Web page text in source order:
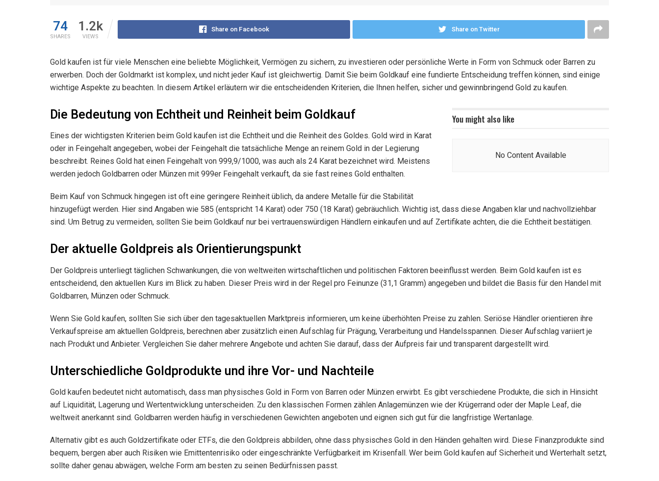
74
SHARES
1.2k
VIEWS
Share on Facebook Share on Twitter
Gold kaufen ist für viele Menschen eine beliebte Möglichkeit, Vermögen zu sichern, zu investieren oder persönliche Werte in Form von Schmuck oder Barren zu
erwerben. Doch der Goldmarkt ist komplex, und nicht jeder Kauf ist gleichwertig. Damit Sie beim Goldkauf eine fundierte Entscheidung treffen können, sind einige
wichtige Aspekte zu beachten. In diesem Artikel erläutern wir die entscheidenden Kriterien, die Ihnen helfen, sicher und gewinnbringend Gold zu kaufen.
You might also like
No Content Available
Die Bedeutung von Echtheit und Reinheit beim Goldkauf
Eines der wichtigsten Kriterien beim Gold kaufen ist die Echtheit und die Reinheit des Goldes. Gold wird in Karat
oder in Feingehalt angegeben, wobei der Feingehalt die tatsächliche Menge an reinem Gold in der Legierung
beschreibt. Reines Gold hat einen Feingehalt von 999,9/1000, was auch als 24 Karat bezeichnet wird. Meistens
werden jedoch Goldbarren oder Münzen mit 999er Feingehalt verkauft, da sie fast reines Gold enthalten.
Beim Kauf von Schmuck hingegen ist oft eine geringere Reinheit üblich, da andere Metalle für die Stabilität
hinzugefügt werden. Hier sind Angaben wie 585 (entspricht 14 Karat) oder 750 (18 Karat) gebräuchlich. Wichtig ist, dass diese Angaben klar und nachvollziehbar
sind. Um Betrug zu vermeiden, sollten Sie beim Goldkauf nur bei vertrauenswürdigen Händlern einkaufen und auf Zertifikate achten, die die Echtheit bestätigen.
Der aktuelle Goldpreis als Orientierungspunkt
Der Goldpreis unterliegt täglichen Schwankungen, die von weltweiten wirtschaftlichen und politischen Faktoren beeinflusst werden. Beim Gold kaufen ist es
entscheidend, den aktuellen Kurs im Blick zu haben. Dieser Preis wird in der Regel pro Feinunze (31,1 Gramm) angegeben und bildet die Basis für den Handel mit
Goldbarren, Münzen oder Schmuck.
Wenn Sie Gold kaufen, sollten Sie sich über den tagesaktuellen Marktpreis informieren, um keine überhöhten Preise zu zahlen. Seriöse Händler orientieren ihre
Verkaufspreise am aktuellen Goldpreis, berechnen aber zusätzlich einen Aufschlag für Prägung, Verarbeitung und Handelsspannen. Dieser Aufschlag variiert je
nach Produkt und Anbieter. Vergleichen Sie daher mehrere Angebote und achten Sie darauf, dass der Aufpreis fair und transparent dargestellt wird.
Unterschiedliche Goldprodukte und ihre Vor- und Nachteile
Gold kaufen bedeutet nicht automatisch, dass man physisches Gold in Form von Barren oder Münzen erwirbt. Es gibt verschiedene Produkte, die sich in Hinsicht
auf Liquidität, Lagerung und Wertentwicklung unterscheiden. Zu den klassischen Formen zählen Anlagemünzen wie der Krügerrand oder der Maple Leaf, die
weltweit anerkannt sind. Goldbarren werden häufig in verschiedenen Gewichten angeboten und eignen sich gut für die langfristige Wertanlage.
Alternativ gibt es auch Goldzertifikate oder ETFs, die den Goldpreis abbilden, ohne dass physisches Gold in den Händen gehalten wird. Diese Finanzprodukte sind
bequem, bergen aber auch Risiken wie Emittentenrisiko oder eingeschränkte Verfügbarkeit im Krisenfall. Wer beim Gold kaufen auf Sicherheit und Werterhalt setzt,
sollte daher genau abwägen, welche Form am besten zu seinen Bedürfnissen passt.